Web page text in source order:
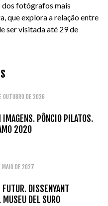
dos fotógrafos mais
que explora a relação entre
ser visitada até 29 de
DE 2026
PÔNCIO PILATOS.
2020
DE 2027
DISSENYANT
DEL SURO